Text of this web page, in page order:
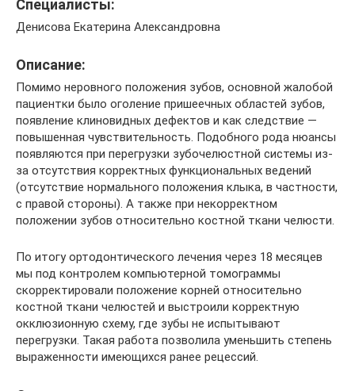
Специалисты:
Денисова Екатерина Александровна
Описание:
Помимо неровного положения зубов, основной жалобой
пациентки было оголение пришеечных областей зубов,
появление клиновидных дефектов и как следствие —
повышенная чувствительность. Подобного рода нюансы
появляются при перегрузки зубочелюстной системы из-
за отсутствия корректных функциональных ведений
(отсутствие нормального положения клыка, в частности,
с правой стороны). А также при некорректном
положении зубов относительно костной ткани челюсти.
По итогу ортодонтического лечения через 18 месяцев
мы под контролем компьютерной томограммы
скорректировали положение корней относительно
костной ткани челюстей и выстроили корректную
окклюзионную схему, где зубы не испытывают
перегрузки. Такая работа позволила уменьшить степень
выраженности имеющихся ранее рецессий.